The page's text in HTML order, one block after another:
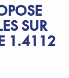
SUR
1.4112